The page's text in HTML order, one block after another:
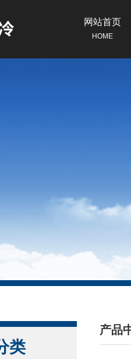
网站首页
HOME
类
产品
/